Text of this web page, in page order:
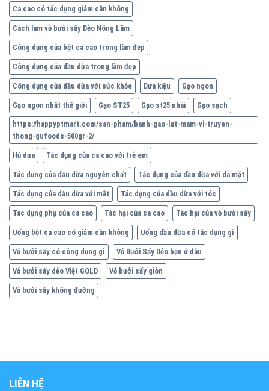
Ca cao có tác dụng giảm cân không
Cách làm vỏ bưởi sấy Dẻo Nông Lâm
Công dụng của bột ca cao trong làm đẹp
Công dụng của dầu dừa trong làm đẹp
Công dụng của dầu dừa với sức khỏe Dưa kiệu Gạo ngon
Gạo ngon nhất thế giới Gạo ST25 Gạo st25 nhái Gạo sạch
https://happyptmart.com/san-pham/banh-gao-lut-mam-vi-truyen-
thong-gufoods-500gr-2/
Hủ dưa Tác dụng của ca cao với trẻ em
Tác dụng của dầu dừa nguyên chất Tác dụng của dầu dừa với da mặt
Tác dụng của dầu dừa với mắt Tác dụng của dầu dừa với tóc
Tác dụng phụ của ca cao Tác hại của ca cao Tác hại của vỏ bưởi sấy
Uống bột ca cao có giảm cân không Uống dầu dừa có tác dụng gì
Vỏ bưởi sấy có công dụng gì Vỏ Bưởi Sấy Dẻo bạn ở đâu
Vỏ bưởi sấy dẻo Việt GOLD Vỏ bưởi sấy giòn
Vỏ bưởi sấy không đường
LIÊN HỆ